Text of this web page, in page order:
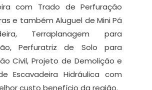
com Trado de Perfuração
e também Aluguel de Mini Pá
Terraplanagem para
Perfuratriz de Solo para
Civil, Projeto de Demolição e
Escavadeira Hidráulica com